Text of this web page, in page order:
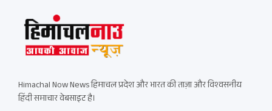
Himachal Now News हिमाचल प्रदेश और भारत की ताज़ा और विश्वसनीय
हिंदी समाचार वेबसाइट है।